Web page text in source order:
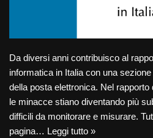
Da diversi anni contribuisco al
informatica in Italia con una
della posta elettronica. Nel rapporto
le minacce stiano diventando più
difficili da monitorare e misurare.
pagina… Leggi tutto »